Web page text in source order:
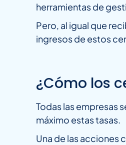
herramientas de
Pero, al igual que
ingresos de estos
¿Cómo los
Todas las empresas
máximo estas tasas.
Una de las acciones